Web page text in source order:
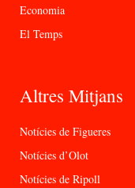
Economia
El Temps
Altres Mitjans
Notícies de Figueres
Notícies d’Olot
Notícies de Ripoll